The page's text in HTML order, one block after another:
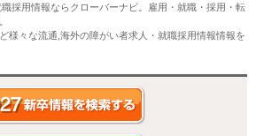
採用情報ならクローバーナビ。雇用・就職・採用・転
様々な流通,海外の障がい者求人・就職採用情報情報を